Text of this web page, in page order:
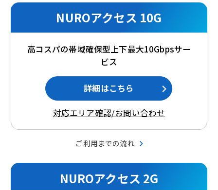
NUROアクセス 10G
高コスパの帯域確保型上下最大10Gbpsサー
ビス
詳細はこちら
対応エリア確認/お問い合わせ
ご利用までの流れ
NUROアクセス 2G